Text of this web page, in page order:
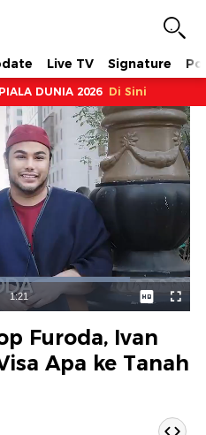
Live TV Signature
DUNIA 2026 Di Sini
Durasi
1:21
:
Furoda, Ivan
Apa ke Tanah